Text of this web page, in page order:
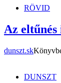
RÖVID
Az
dunszt.sk
DUNSZT